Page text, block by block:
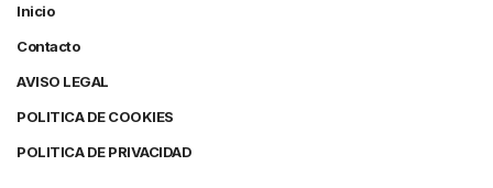
Inicio
Contacto
AVISO LEGAL
POLITICA DE COOKIES
POLITICA DE PRIVACIDAD